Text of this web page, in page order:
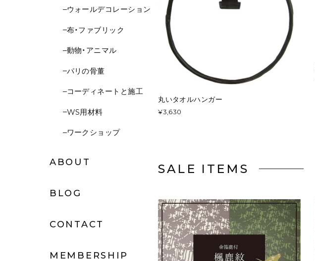
ウォールデコレーション
布・ファブリック
動物・アニマル
パリの骨董
コーディネートと施工
WS用材料
ワークショップ
ABOUT
BLOG
CONTACT
MEMBERSHIP
丸いタオルハンガー
¥3,630
SALE ITEMS